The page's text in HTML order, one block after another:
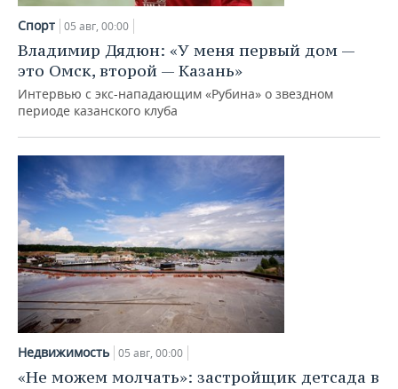
Спорт 05 авг, 00:00
Владимир Дядюн: «У меня первый дом —
это Омск, второй — Казань»
Интервью с экс-нападающим «Рубина» о звездном
периоде казанского клуба
Недвижимость 05 авг, 00:00
«Не можем молчать»: застройщик детсада в